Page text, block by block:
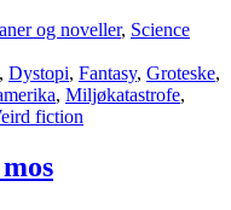
og noveller, Science
, Dystopi, Fantasy, Groteske,
, Miljøkatastrofe,
fiction